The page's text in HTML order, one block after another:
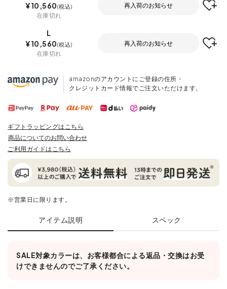
¥10,560 税込
在庫切れ
再入荷のお知らせ
L
¥10,560 税込
在庫切れ
再入荷のお知らせ
amazonのアカウントにご登録の住所・
クレジットカード情報でご注文いただけます。
ギフトラッピングはこちら
商品についてのお問い合わせ
ご利用ガイドはこちら
※営業日に限ります。
アイテム説明 スペック
SALE対象カラーは、お客様都合による返品・交換はお受
けできませんのでご了承ください。